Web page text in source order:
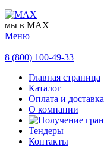
мы в MAX
Меню
8 (800) 100-49-33
Главная страница
Каталог
Оплата и доставка
О компании
Тендеры
Контакты